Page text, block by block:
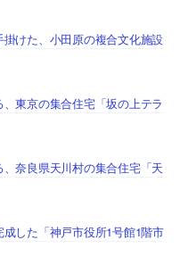
けた、小田原の複合文化施設
東京の集合住宅「坂の上テラ
奈良県天川村の集合住宅「天
した「神戸市役所1号館1階市